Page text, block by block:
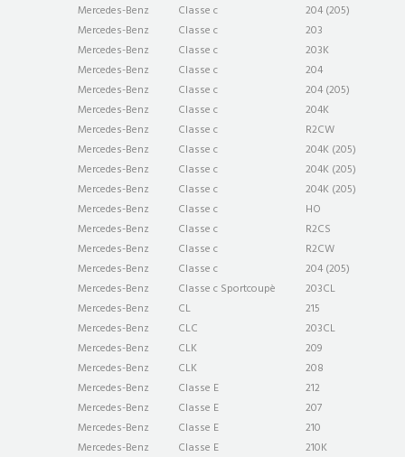
Mercedes-Benz
Classe c
204 (205)
Mercedes-Benz
Classe c
203
Mercedes-Benz
Classe c
203K
Mercedes-Benz
Classe c
204
Mercedes-Benz
Classe c
204 (205)
Mercedes-Benz
Classe c
204K
Mercedes-Benz
Classe c
R2CW
Mercedes-Benz
Classe c
204K (205)
Mercedes-Benz
Classe c
204K (205)
Mercedes-Benz
Classe c
204K (205)
Mercedes-Benz
Classe c
HO
Mercedes-Benz
Classe c
R2CS
Mercedes-Benz
Classe c
R2CW
Mercedes-Benz
Classe c
204 (205)
Mercedes-Benz
Classe c Sportcoupè
203CL
Mercedes-Benz
CL
215
Mercedes-Benz
CLC
203CL
Mercedes-Benz
CLK
209
Mercedes-Benz
CLK
208
Mercedes-Benz
Classe E
212
Mercedes-Benz
Classe E
207
Mercedes-Benz
Classe E
210
Mercedes-Benz
Classe E 210K